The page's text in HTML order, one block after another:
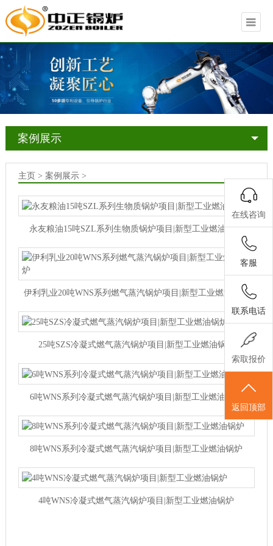
案例展示
主页 > 案例展示 >
永友粮油15吨SZL系列生物质锅炉项目|新型工业燃油锅炉
伊利乳业20吨WNS系列燃气蒸汽锅炉项目|新型工业燃油锅炉
25吨SZS冷凝式燃气蒸汽锅炉项目|新型工业燃油锅炉
6吨WNS系列冷凝式燃气蒸汽锅炉项目|新型工业燃油锅炉
8吨WNS系列冷凝式燃气蒸汽锅炉项目|新型工业燃油锅炉
4吨WNS冷凝式燃气蒸汽锅炉项目|新型工业燃油锅炉
在线咨询
客服
联系电话
索取报价
返回顶部